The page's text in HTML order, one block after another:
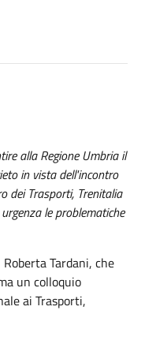
alla Regione Umbria il
in vista dell'incontro
dei Trasporti, Trenitalia
le problematiche
Tardani, che
un colloquio
ai Trasporti,